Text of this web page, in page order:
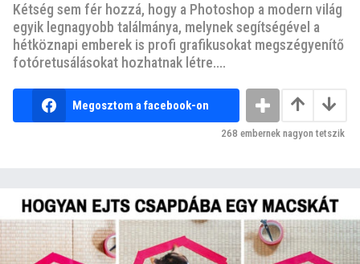
Kétség sem fér hozzá, hogy a Photoshop a modern világ
egyik legnagyobb találmánya, melynek segítségével a
hétköznapi emberek is profi grafikusokat megszégyenítő
fotóretusálásokat hozhatnak létre....
Megosztom a facebook-on
268 embernek nagyon tetszik